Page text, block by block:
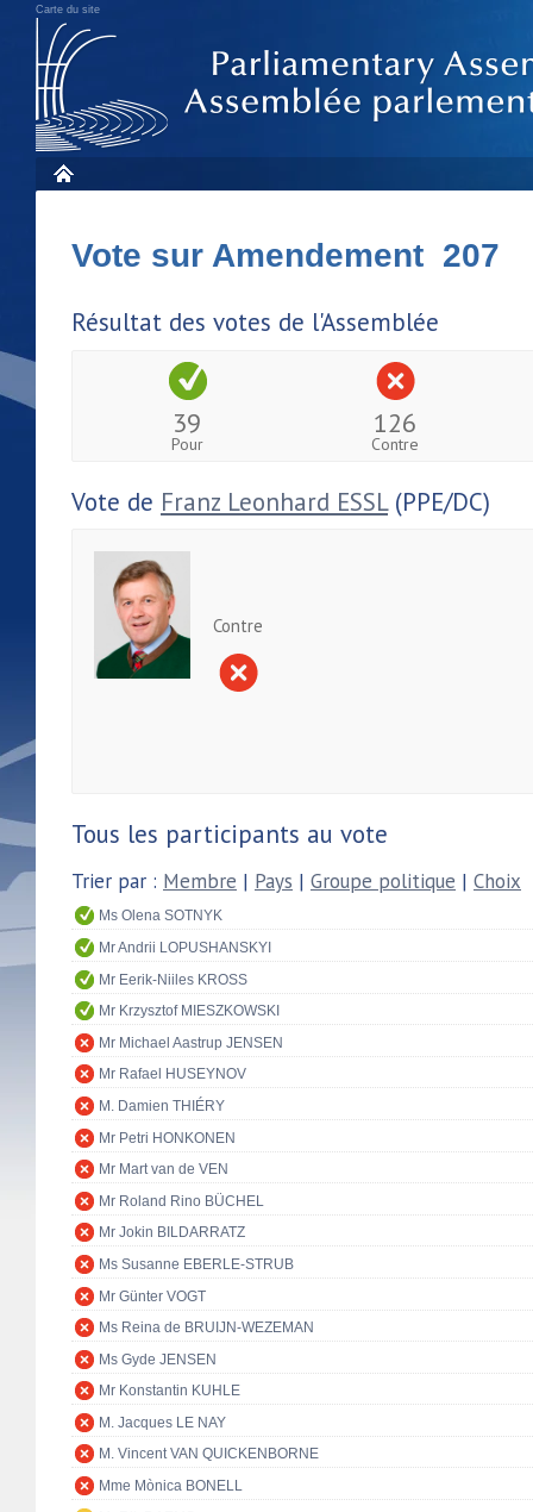
Carte du site
Vote sur Amendement 207
Résultat des votes de l'Assemblée
39
Pour
126
Contre
Vote de Franz Leonhard ESSL(PPE/DC)
Contre
Tous les participants au vote
Trier par : Membre | Pays | Groupe politique | Choix
Ms Olena SOTNYK
Mr Andrii LOPUSHANSKYI
Mr Eerik-Niiles KROSS
Mr Krzysztof MIESZKOWSKI
Mr Michael Aastrup JENSEN
Mr Rafael HUSEYNOV
M. Damien THIÉRY
Mr Petri HONKONEN
Mr Mart van de VEN
Mr Roland Rino BÜCHEL
Mr Jokin BILDARRATZ
Ms Susanne EBERLE-STRUB
Mr Günter VOGT
Ms Reina de BRUIJN-WEZEMAN
Ms Gyde JENSEN
Mr Konstantin KUHLE
M. Jacques LE NAY
M. Vincent VAN QUICKENBORNE
Mme Mònica BONELL